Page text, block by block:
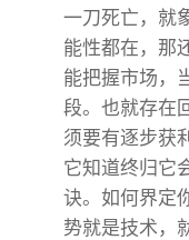
一刀死亡，就
能性都在，那
能把握市场，
段。也就存在
须要有逐步获
它知道终归它
诀。如何界定
势就是技术，